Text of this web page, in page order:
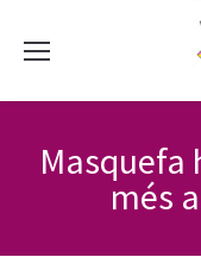
Masquefa
més